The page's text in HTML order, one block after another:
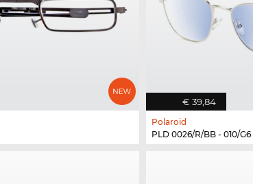
€ 39,84
Polaroid
PLD 0026/R/BB - 010/G6